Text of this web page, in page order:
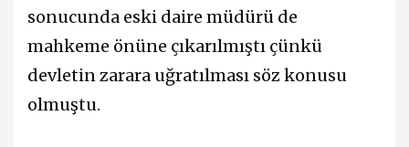
sonucunda eski daire müdürü de
mahkeme önüne çıkarılmıştı çünkü
devletin zarara uğratılması söz konusu
olmuştu.